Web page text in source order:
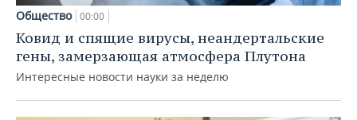
Общество 00:00
Ковид и спящие вирусы, неандертальские
гены, замерзающая атмосфера Плутона
Интересные новости науки за неделю